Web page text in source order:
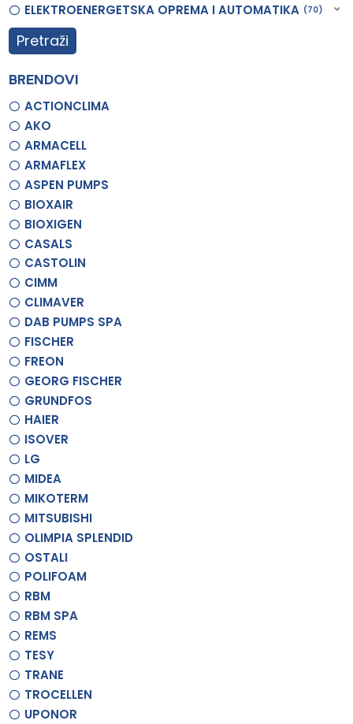
ELEKTROENERGETSKA OPREMA I AUTOMATIKA 70
Pretraži
BRENDOVI
ACTIONCLIMA
AKO
ARMACELL
ARMAFLEX
ASPEN PUMPS
BIOXAIR
BIOXIGEN
CASALS
CASTOLIN
CIMM
CLIMAVER
DAB PUMPS SPA
FISCHER
FREON
GEORG FISCHER
GRUNDFOS
HAIER
ISOVER
LG
MIDEA
MIKOTERM
MITSUBISHI
OLIMPIA SPLENDID
OSTALI
POLIFOAM
RBM
RBM SPA
REMS
TESY
TRANE
TROCELLEN
UPONOR